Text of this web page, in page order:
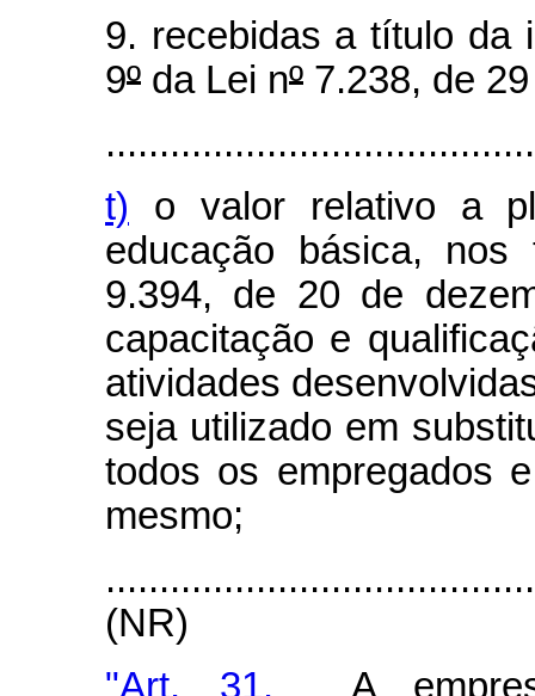
9. recebidas a título da
9º da Lei nº 7.238, de
t) o valor relativo a
educação básica,
9.394, de 20 de
capacitação e
atividades
seja utilizado em
todos os empregados
mesmo;
(NR)
"Art. 31. A